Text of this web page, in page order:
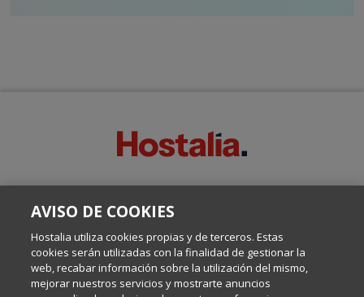
Escrito por el equipo de Comunicación de Hostalia, dirigido por
Internet y Tecnología.
Política de privacidad
AVISO DE COOKIES
Hostalia utiliza cookies propias y de terceros. Estas
cookies serán utilizadas con la finalidad de gestionar la
web, recabar información sobre la utilización del mismo,
mejorar nuestros servicios y mostrarte anuncios